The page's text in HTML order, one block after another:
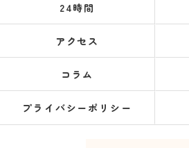
24時間
アクセス
コラム
プライバシーポリシー